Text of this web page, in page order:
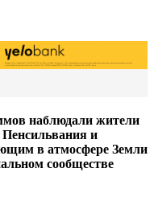
наблюдали жители
и
в атмосфере Земли
сообществе